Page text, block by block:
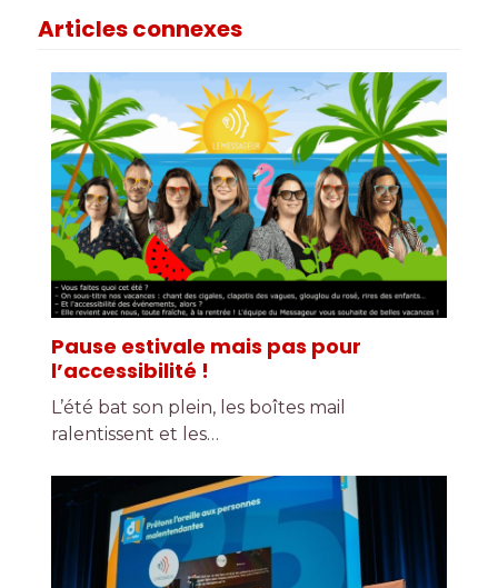
Articles connexes
Pause estivale mais pas pour
l’accessibilité !
L’été bat son plein, les boîtes mail
ralentissent et les…